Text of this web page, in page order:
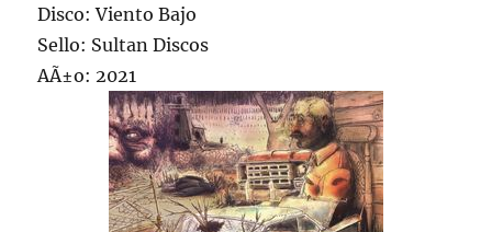
Disco: Viento Bajo
Sello: Sultan Discos
AÃ±o: 2021